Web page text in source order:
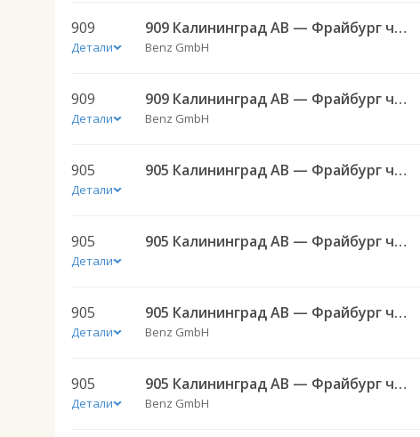
909
Детали
909 Калининград АВ — Фрайбург через Кёльн
Benz GmbH
909
Детали
909 Калининград АВ — Фрайбург через Кёльн
Benz GmbH
905
Детали
905 Калининград АВ — Фрайбург ч/з Нюрнберг
905
Детали
905 Калининград АВ — Фрайбург ч/з Нюрнберг
905
Детали
905 Калининград АВ — Фрайбург ч/з Дортмунд
Benz GmbH
905
Детали
905 Калининград АВ — Фрайбург ч/з Дортмунд
Benz GmbH